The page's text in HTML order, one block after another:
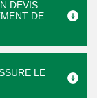
DEVIS
DE
LE